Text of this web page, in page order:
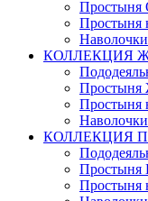
КОЛЛЕКЦИЯ
Простыня
КОЛЛЕКЦИЯ